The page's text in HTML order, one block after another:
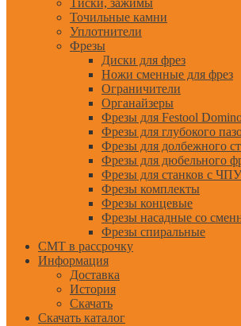
Тиски, зажимы
Точильные камни
Уплотнители
Фрезы
Диски для фрез
Ножи сменные для фрез
Ограничители
Органайзеры
Фрезы для Festool
Фрезы для глубокого
Фрезы для долбежного
Фрезы для дюбельного
Фрезы для станков с ЧПУ
Фрезы комплекты
Фрезы концевые
Фрезы насадные со
Фрезы спиральные
CMT в рассрочку
Информация
Доставка
История
Скачать
Скачать каталог